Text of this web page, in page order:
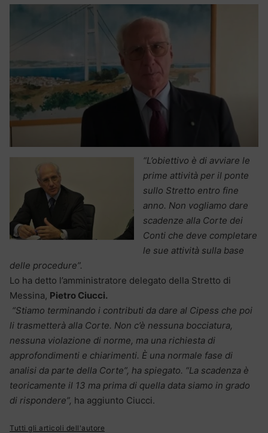
“L’obiettivo è di avviare le
prime attività per il ponte
sullo Stretto entro fine
anno. Non vogliamo dare
scadenze alla Corte dei
Conti che deve completare
le sue attività sulla base
delle procedure”.
Lo ha detto l’amministratore delegato della Stretto di
Messina, Pietro Ciucci.
“Stiamo terminando i contributi da dare al Cipess che poi
li trasmetterà alla Corte. Non c’è nessuna bocciatura,
nessuna violazione di norme, ma una richiesta di
approfondimenti e chiarimenti. È una normale fase di
analisi da parte della Corte”, ha spiegato. “La scadenza è
teoricamente il 13 ma prima di quella data siamo in grado
di rispondere”, ha aggiunto Ciucci.
Tutti gli articoli dell'autore